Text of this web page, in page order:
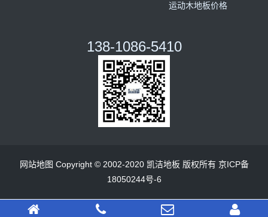
运动木地板价格
138-1086-5410
网站地图 Copyright © 2002-2020 凯洁地板 版权所有 京ICP备
18050244号-6